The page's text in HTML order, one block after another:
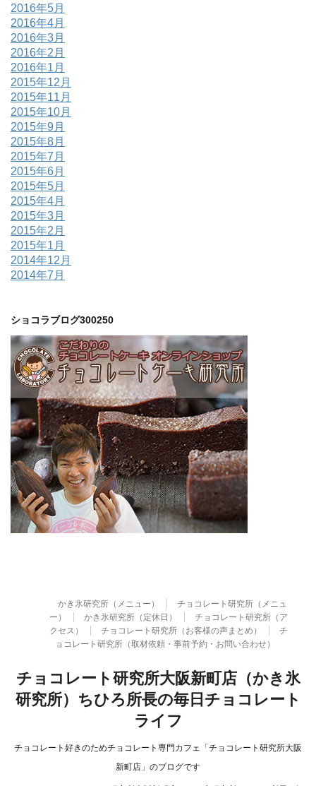
2016年5月
2016年4月
2016年3月
2016年2月
2016年1月
2015年12月
2015年11月
2015年10月
2015年9月
2015年8月
2015年7月
2015年6月
2015年5月
2015年4月
2015年3月
2015年2月
2015年1月
2014年12月
2014年7月
ショコラブログ300250
かき氷研究所（メニュー）
チョコレート研究所（メニュ
ー）
かき氷研究所（定休日）
チョコレート研究所（ア
クセス）
チョコレート研究所（お客様の声まとめ）
チ
ョコレート研究所（取材依頼・事前予約・お問い合わせ）
チョコレート研究所大阪新町店（かき氷
研究所）ちひろ所長の毎日チョコレート
ライフ
チョコレート好きのためチョコレート専門カフェ「チョコレート研究所大阪
新町店」のブログです